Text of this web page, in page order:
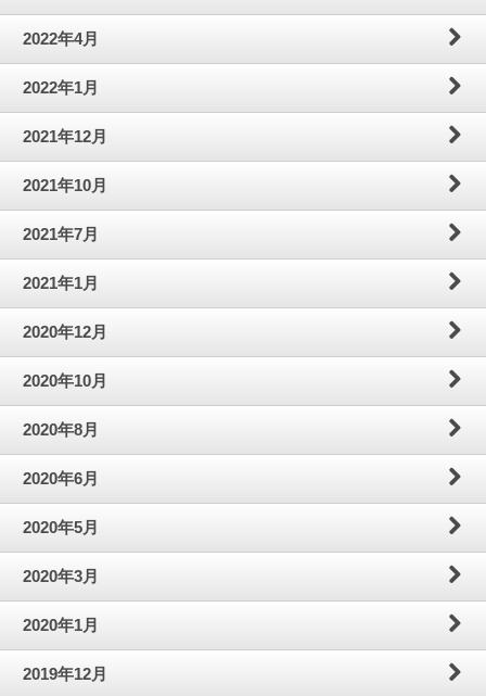
2022年4月
2022年1月
2021年12月
2021年10月
2021年7月
2021年1月
2020年12月
2020年10月
2020年8月
2020年6月
2020年5月
2020年3月
2020年1月
2019年12月